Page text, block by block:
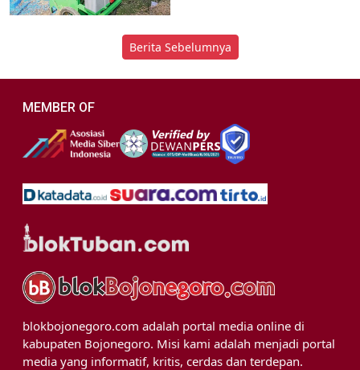
Berita Sebelumnya
MEMBER OF
blokbojonegoro.com adalah portal media online di
kabupaten Bojonegoro. Misi kami adalah menjadi portal
media yang informatif, kritis, cerdas dan terdepan.